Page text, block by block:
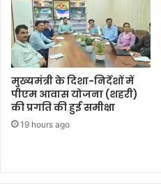
मुख्यमंत्री के दिशा-निर्देशों में
पीएम आवास योजना (शहरी)
की प्रगति की हुई समीक्षा
19 hours ago